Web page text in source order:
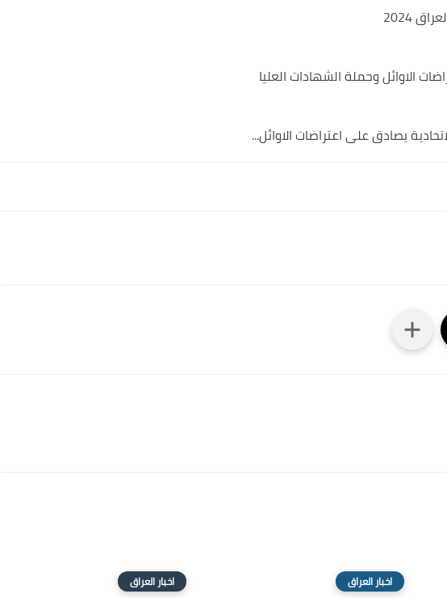
2024
الاوائل وحملة الشهادات العليا
يصادق على اعتراضات الاوائل...
اخبار العراق اخبار العراق